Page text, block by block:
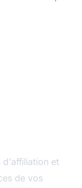
d'affiliation et
de vos